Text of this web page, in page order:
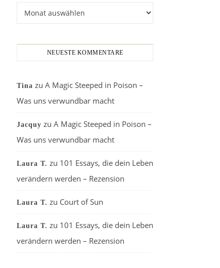
NEUESTE KOMMENTARE
Tina zu A Magic Steeped in Poison –
Was uns verwundbar macht
Jacquy zu A Magic Steeped in Poison –
Was uns verwundbar macht
Laura T. zu 101 Essays, die dein Leben
verändern werden – Rezension
Laura T. zu Court of Sun
Laura T. zu 101 Essays, die dein Leben
verändern werden – Rezension